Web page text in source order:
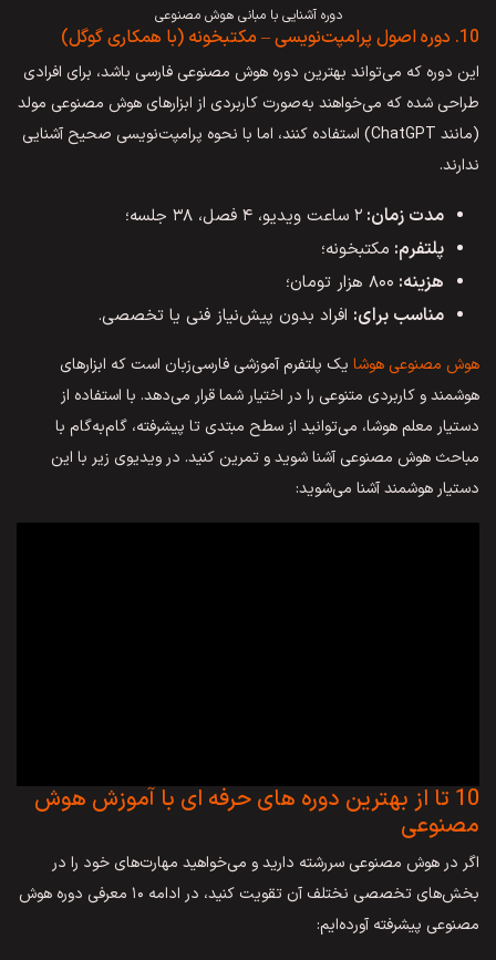
دوره آشنایی با مبانی هوش مصنوعی
10. دوره اصول پرامپت‌نویسی – مکتبخونه (با همکاری گوگل)
این دوره که می‌تواند بهترین دوره هوش مصنوعی فارسی باشد، برای افرادی
طراحی شده که می‌خواهند به‌صورت کاربردی از ابزارهای هوش مصنوعی مولد
(مانند ChatGPT) استفاده کنند، اما با نحوه پرامپت‌نویسی صحیح آشنایی
ندارند.
مدت زمان: ۲ ساعت ویدیو، ۴ فصل، ۳۸ جلسه؛
پلتفرم: مکتبخونه؛
هزینه: ۸۰۰ هزار تومان؛
مناسب برای: افراد بدون پیش‌نیاز فنی یا تخصصی.
هوش مصنوعی هوشا یک پلتفرم آموزشی فارسی‌زبان است که ابزارهای
هوشمند و کاربردی متنوعی را در اختیار شما قرار می‌دهد. با استفاده از
دستیار معلم هوشا، می‌توانید از سطح مبتدی تا پیشرفته، گام‌به‌گام با
مباحث هوش مصنوعی آشنا شوید و تمرین کنید. در ویدیوی زیر با این
دستیار هوشمند آشنا می‌شوید:
10 تا از بهترین دوره های حرفه ای با آموزش هوش
مصنوعی
اگر در هوش مصنوعی سررشته دارید و می‌خواهید مهارت‌های خود را در
بخش‌های تخصصی نختلف آن تقویت کنید، در ادامه ۱۰ معرفی دوره هوش
مصنوعی پیشرفته آورده‌ایم: